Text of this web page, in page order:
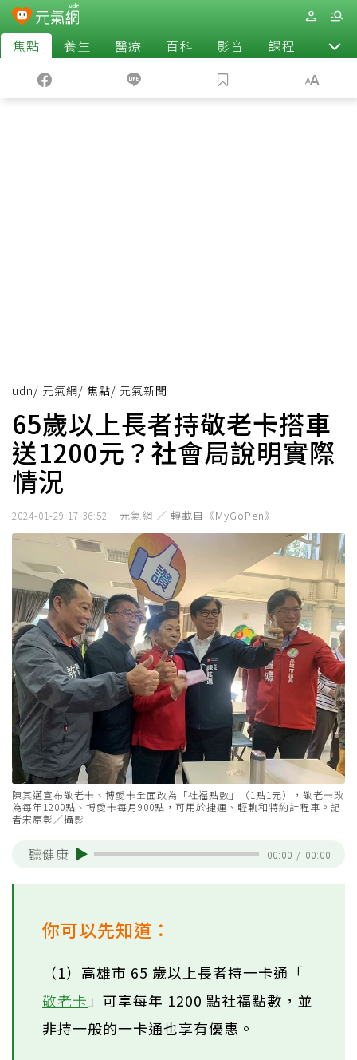
焦點 養生 醫療 百科 影音 課程 退休
udn/ 元氣網/ 焦點/ 元氣新聞
65歲以上長者持敬老卡搭車
送1200元？社會局說明實際
情況
2024-01-29 17:36:52 元氣網 ／ 轉載自《MyGoPen》
陳其邁宣布敬老卡、博愛卡全面改為「社福點數」（1點1元），敬老卡改
為每年1200點、博愛卡每月900點，可用於捷運、輕軌和特約計程車。記
者宋原彰／攝影
聽健康 00:00 / 00:00
你可以先知道：
（1）高雄市 65 歲以上長者持一卡通「
敬老卡 」可享每年 1200 點社福點數，並
非持一般的一卡通也享有優惠。